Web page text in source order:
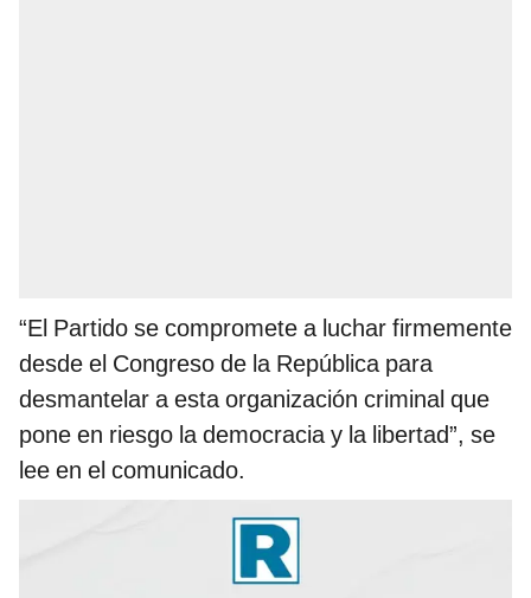
“El Partido se compromete a luchar firmemente
desde el Congreso de la República para
desmantelar a esta organización criminal que
pone en riesgo la democracia y la libertad”, se
lee en el comunicado.